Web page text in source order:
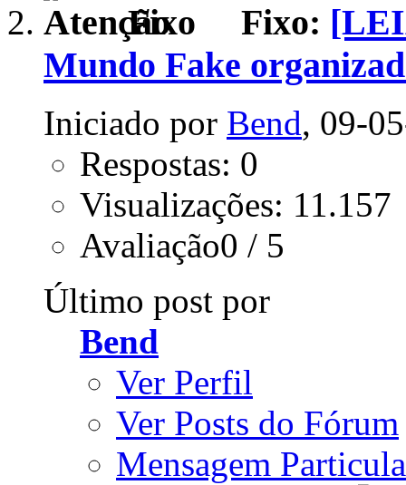
Fixo:
Mundo Fake
Iniciado por Bend, 09-
Respostas: 0
Visualizações: 11.157
Avaliação0 / 5
Último post por
Bend
Ver Perfil
Ver Posts do Fórum
Mensagem